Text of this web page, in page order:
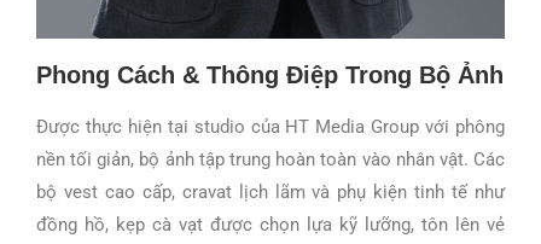
Phong Cách & Thông Điệp Trong Bộ Ảnh
Được thực hiện tại studio của HT Media Group với phông
nền tối giản, bộ ảnh tập trung hoàn toàn vào nhân vật. Các
bộ vest cao cấp, cravat lịch lãm và phụ kiện tinh tế như
đồng hồ, kẹp cà vạt được chọn lựa kỹ lưỡng, tôn lên vẻ